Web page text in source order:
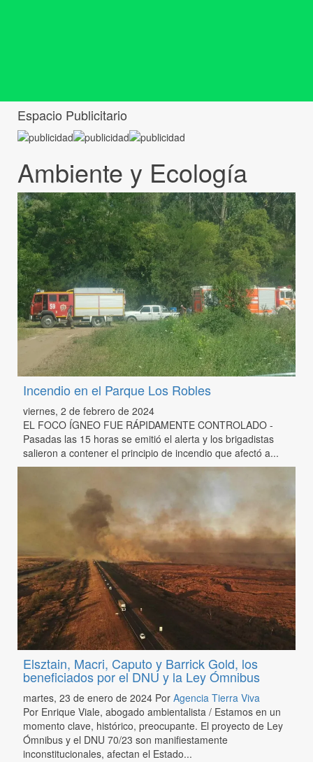
Espacio Publicitario
Ambiente y Ecología
Incendio en el Parque Los Robles
viernes, 2 de febrero de 2024
EL FOCO ÍGNEO FUE RÁPIDAMENTE CONTROLADO -
Pasadas las 15 horas se emitió el alerta y los brigadistas
salieron a contener el principio de incendio que afectó a...
Elsztain, Macri, Caputo y Barrick Gold, los
beneficiados por el DNU y la Ley Ómnibus
martes, 23 de enero de 2024 Por Agencia Tierra Viva
Por Enrique Viale, abogado ambientalista / Estamos en un
momento clave, histórico, preocupante. El proyecto de Ley
Ómnibus y el DNU 70/23 son manifiestamente
inconstitucionales, afectan el Estado...